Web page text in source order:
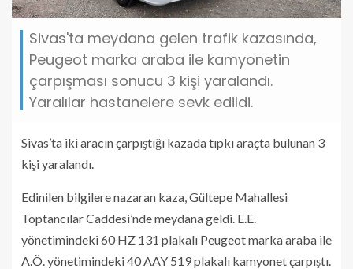
Sivas'ta meydana gelen trafik kazasında,
Peugeot marka araba ile kamyonetin
çarpışması sonucu 3 kişi yaralandı.
Yaralılar hastanelere sevk edildi.
Sivas’ta iki aracın çarpıştığı kazada tıpkı araçta bulunan 3
kişi yaralandı.
Edinilen bilgilere nazaran kaza, Gültepe Mahallesi
Toptancılar Caddesi’nde meydana geldi. E.E.
yönetimindeki 60 HZ 131 plakalı Peugeot marka araba ile
A.Ö. yönetimindeki 40 AAY 519 plakalı kamyonet çarpıştı.